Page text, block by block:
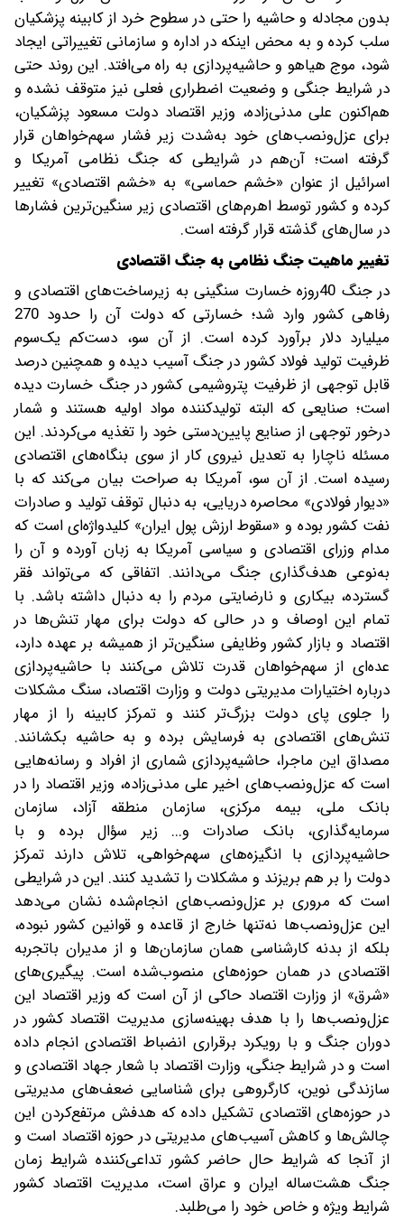
بدون مجادله و حاشیه را حتی در سطوح خرد از کابینه پزشکیان
سلب کرده ‌و به محض اینکه در اداره و سازمانی تغییراتی ایجاد
شود، موج هیاهو و حاشیه‌پردازی به راه می‌افتد. این روند حتی
در شرایط جنگی و وضعیت اضطراری فعلی نیز متوقف نشده‌ و
هم‌اکنون علی مدنی‌زاده، وزیر اقتصاد دولت مسعود پزشکیان،
برای عزل‌و‌نصب‌های خود به‌شدت زیر فشار سهم‌خواهان قرار
گرفته است؛ آن‌هم در شرایطی که جنگ نظامی آمریکا و
اسرائیل از عنوان «خشم حماسی» به «خشم اقتصادی» تغییر
کرده ‌‌و کشور توسط اهرم‌های اقتصادی زیر سنگین‌ترین فشارها
در سال‌های گذشته قرار گرفته است.
تغییر ماهیت جنگ نظامی به جنگ اقتصادی
در جنگ 40‌روزه خسارت سنگینی به زیرساخت‌های اقتصادی و
رفاهی کشور وارد شد‌؛ خسارتی که دولت آن را حدود 270
میلیارد دلار برآورد کرده است. از آن سو، دست‌کم یک‌سوم
ظرفیت تولید فولاد کشور در جنگ آسیب دیده و همچنین درصد
قابل توجهی از ظرفیت پتروشیمی کشور در جنگ خسارت دیده
است؛ صنایعی که البته تولیدکننده مواد اولیه هستند و شمار
درخور توجهی از صنایع پایین‌دستی خود را تغذیه می‌کردند. این
مسئله ناچارا به تعدیل نیروی کار از سوی بنگاه‌های اقتصادی
رسیده است. از آن سو، آمریکا به صراحت بیان می‌کند که با
«دیوار فولادی» محاصره دریایی‌، به دنبال توقف تولید و صادرات
نفت کشور بوده و «سقوط ارزش پول ایران» کلیدواژه‌ای است که
مدام وزرای اقتصادی و سیاسی آمریکا به زبان آورده و آن را
به‌نوعی هدف‌گذاری جنگ می‌دانند. اتفاقی که می‌تواند فقر
گسترده، بیکاری و نارضایتی مردم را به دنبال داشته باشد. با
تمام این اوصاف و در حالی که دولت برای مهار تنش‌ها در
اقتصاد و بازار کشور وظایفی سنگین‌تر از همیشه بر عهده دارد،
عده‌ای از سهم‌خواهان قدرت تلاش می‌کنند ‌با حاشیه‌پردازی
درباره اختیارات مدیریتی دولت و وزارت اقتصاد، سنگ مشکلات
را جلوی پای دولت بزرگ‌تر کنند و تمرکز کابینه را از مهار
تنش‌های اقتصادی به فرسایش برده و به حاشیه بکشانند.
مصداق این ماجرا، حاشیه‌پردازی شماری از افراد و رسانه‌هایی
است که عزل‌و‌نصب‌های اخیر علی مدنی‌زاده، وزیر اقتصاد را در
بانک ملی، بیمه مرکزی، سازمان منطقه آزاد، سازمان
سرمایه‌گذاری، بانک صادرات و... ‌زیر سؤال برده و با
حاشیه‌پردازی با انگیزه‌های سهم‌خواهی، تلاش دارند تمرکز
دولت را بر هم بریزند و مشکلات را تشدید کنند. این در شرایطی
است که مروری بر عزل‌و‌نصب‌های انجام‌شده نشان می‌دهد‌
این عزل‌و‌نصب‌ها نه‌تنها خارج از قاعده و قوانین کشور نبوده،
بلکه از بدنه کارشناسی همان سازمان‌ها و از مدیران باتجربه
اقتصادی در همان حوزه‌های منصوب‌شده است. پیگیری‌های
«شرق» از وزارت اقتصاد حاکی از آن است که وزیر اقتصاد این
عزل‌و‌نصب‌ها را با هدف بهینه‌سازی مدیریت اقتصاد کشور در
دوران جنگ و با رویکرد برقراری انضباط اقتصادی انجام داده
است و در شرایط جنگی، وزارت اقتصاد با شعار جهاد اقتصادی و
سازندگی نوین، کارگروهی برای شناسایی ضعف‌های مدیریتی
در حوزه‌های اقتصادی تشکیل داده ‌که هدفش مرتفع‌کردن این
چالش‌ها و کاهش آسیب‌های مدیریتی در حوزه اقتصاد است و
از آنجا که شرایط حال حاضر کشور تداعی‌کننده شرایط زمان
جنگ هشت‌ساله ایران و عراق است، مدیریت اقتصاد کشور
شرایط ویژه و خاص خود را می‌طلبد.